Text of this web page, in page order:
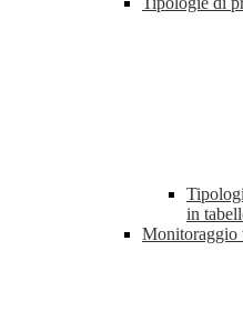
in
Monitoraggio